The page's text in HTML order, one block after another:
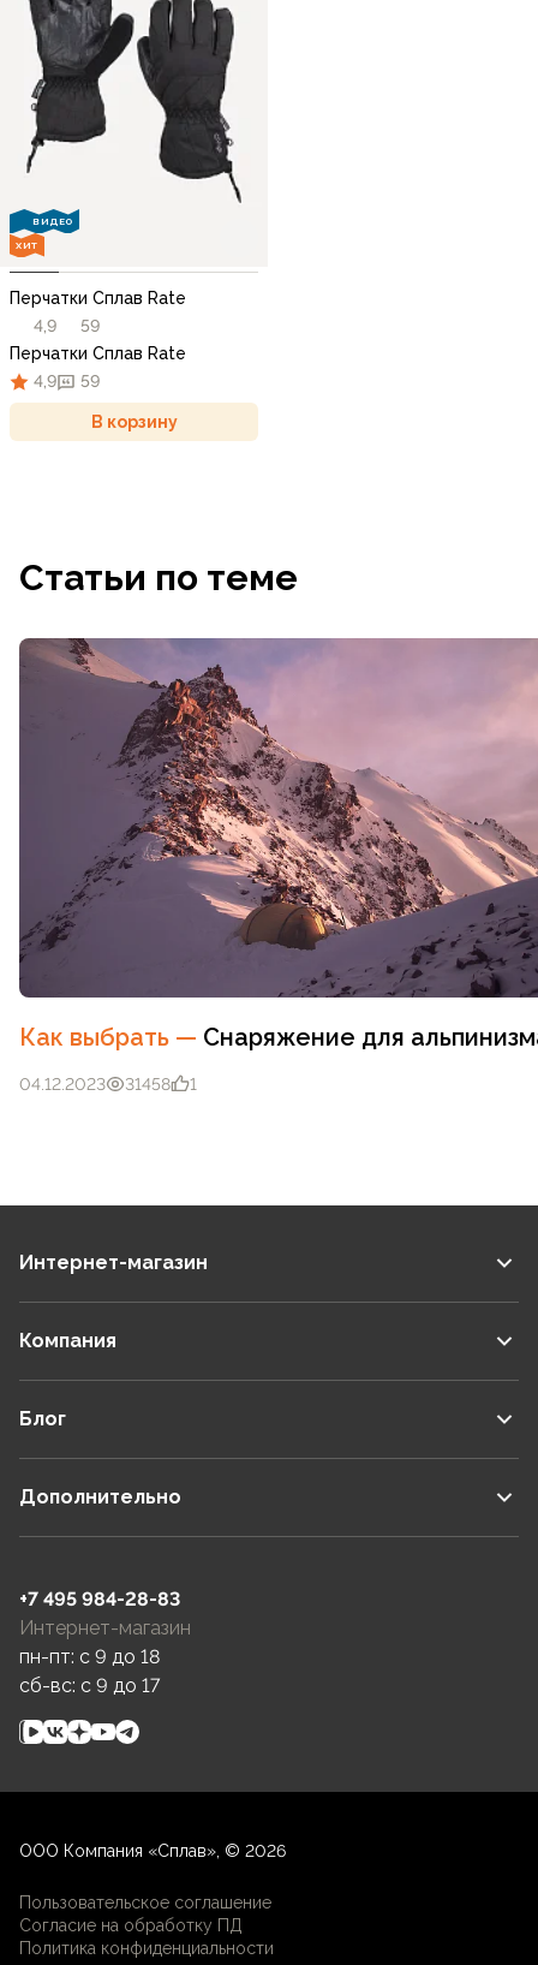
ВИДЕО
ХИТ
Перчатки Сплав Rate
4,9
59
Перчатки Сплав Rate
4,9
59
В корзину
Статьи по теме
Как выбрать — Снаряжение для
04.12.2023 31458 1
Интернет-магазин
Компания
Блог
Дополнительно
+7 495 984-28-83
Интернет-магазин
пн-пт: c 9 до 18
сб-вс: c 9 до 17
ООО Компания «Сплав», © 2026
Пользовательское соглашение
Согласие на обработку ПД
Политика конфиденциальности